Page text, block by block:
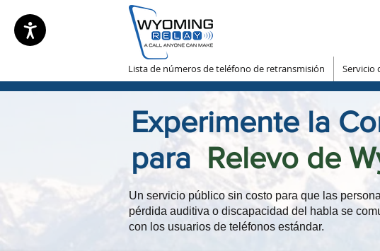
Lista de números de teléfono de retransmisión Servicio
Experimente la
para Relevo de
Un servicio público sin costo para que las
pérdida auditiva o discapacidad del habla se
con los usuarios de teléfonos estándar.